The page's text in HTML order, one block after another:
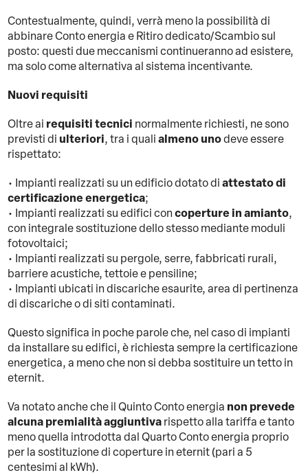
Contestualmente, quindi, verrà meno la possibilità di
abbinare Conto energia e Ritiro dedicato/Scambio sul
posto: questi due meccanismi continueranno ad esistere,
ma solo come alternativa al sistema incentivante.
Nuovi requisiti
Oltre ai requisiti tecnici normalmente richiesti, ne sono
previsti di ulteriori, tra i qualialmeno unodeve essere
rispettato:
• Impianti realizzati su un edificio dotato diattestato di
certificazione energetica;
• Impianti realizzati su edifici concoperture in amianto,
con integrale sostituzione dello stesso mediante moduli
fotovoltaici;
• Impianti realizzati su pergole, serre, fabbricati rurali,
barriere acustiche, tettoie e pensiline;
• Impianti ubicati in discariche esaurite, area di pertinenza
di discariche o di siti contaminati.
Questo significa in poche parole che, nel caso di impianti
da installare su edifici, è richiesta sempre la certificazione
energetica, a meno che non si debba sostituire un tetto in
eternit.
Va notato anche che il Quinto Conto energia non prevede
alcuna premialità aggiuntivarispetto alla tariffa e tanto
meno quella introdotta dal Quarto Conto energia proprio
per la sostituzione di coperture in eternit (pari a 5
centesimi al kWh).